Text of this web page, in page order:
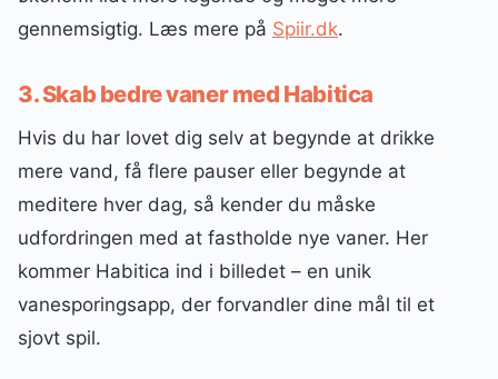
gennemsigtig. Læs mere på Spiir.dk.
3. Skab bedre vaner med Habitica
Hvis du har lovet dig selv at begynde at drikke
mere vand, få flere pauser eller begynde at
meditere hver dag, så kender du måske
udfordringen med at fastholde nye vaner. Her
kommer Habitica ind i billedet – en unik
vanesporingsapp, der forvandler dine mål til et
sjovt spil.